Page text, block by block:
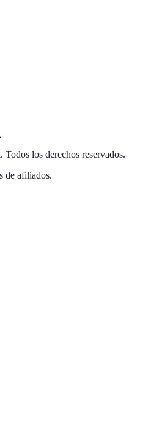
. Todos los derechos reservados.
de afiliados.